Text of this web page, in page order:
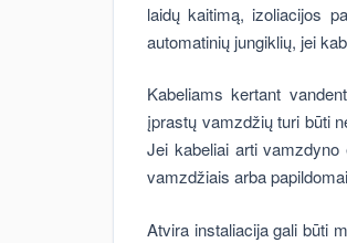
laidų kaitimą, izoliacijos
automatinių jungiklių, jei
Kabeliams kertant
įprastų vamzdžių turi būti
Jei kabeliai arti
vamzdžiais arba
Atvira instaliacija gali būti